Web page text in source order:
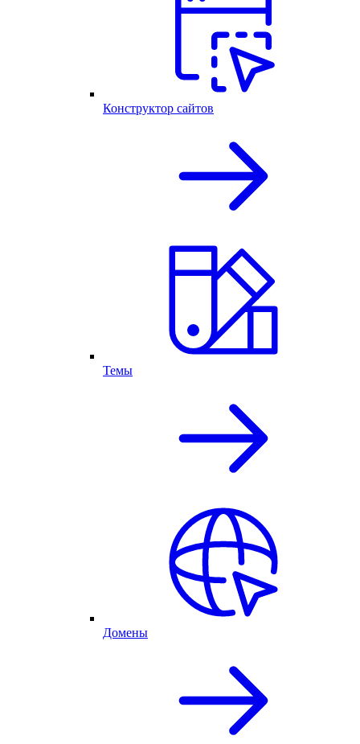
Конструктор сайтов
Темы
Домены